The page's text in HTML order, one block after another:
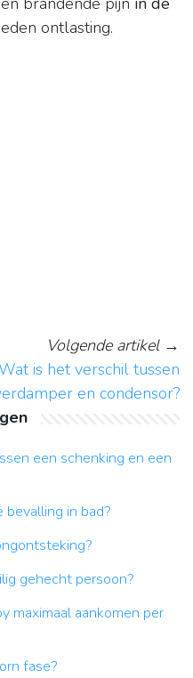
ontlasting.
Volgende artikel→
is het verschil tussen
en condensor?
een schenking en een
in bad?
gehecht persoon?
maximaal aankomen per
fase?